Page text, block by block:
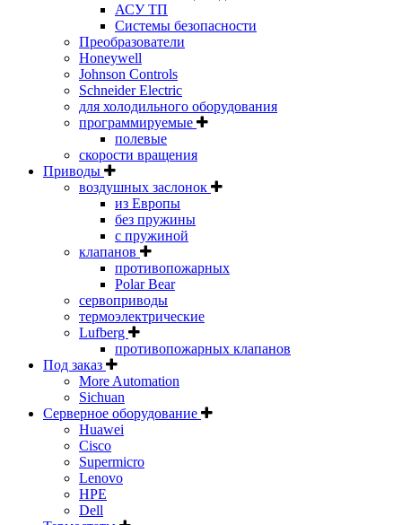
АСУ ТП
Системы безопасности
Преобразователи
Honeywell
Johnson Controls
Schneider Electric
для холодильного оборудования
программируемые
полевые
скорости вращения
Приводы
воздушных заслонок
из Европы
без пружины
с пружиной
клапанов
противопожарных
Polar Bear
сервоприводы
термоэлектрические
Lufberg
противопожарных клапанов
Под заказ
More Automation
Sichuan
Серверное оборудование
Huawei
Cisco
Supermicro
Lenovo
HPE
Dell